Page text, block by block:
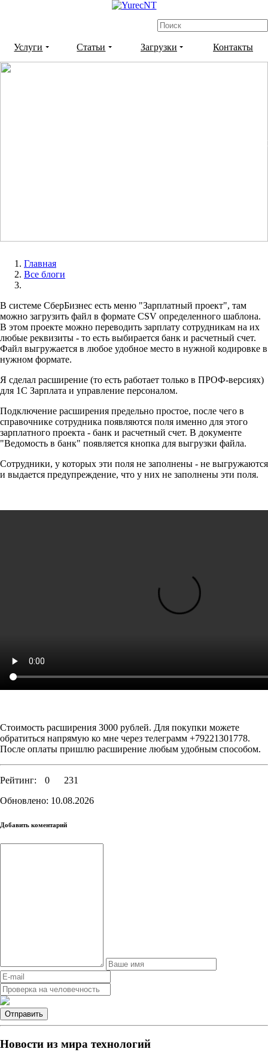
Услуги Статьи Загрузки Контакты
Расширение конфигурации 1С для
Главная
Все блоги
В системе СберБизнес есть меню "Зарплатный проект", там
можно загрузить файл в формате CSV определенного шаблона.
В этом проекте можно переводить зарплату сотрудникам на их
любые реквизиты - то есть выбирается банк и расчетный счет.
Файл выгружается в любое удобное место в нужной кодировке в
нужном формате.
Я сделал расширение (то есть работает только в ПРОФ-версиях)
для 1С Зарплата и управление персоналом.
Подключение расширения предельно простое, после чего в
справочнике сотрудника появляются поля именно для этого
зарплатного проекта - банк и расчетный счет. В документе
"Ведомость в банк" появляется кнопка для выгрузки файла.
Сотрудники, у которых эти поля не заполнены - не выгружаются
и выдается предупреждение, что у них не заполнены эти поля.
Стоимость расширения 3000 рублей. Для покупки можете
обратиться напрямую ко мне через телеграмм +79221301778.
После оплаты пришлю расширение любым удобным способом.
Рейтинг: 0
231
Обновлено: 10.08.2026
Добавить коментарий
Новости из мира технологий